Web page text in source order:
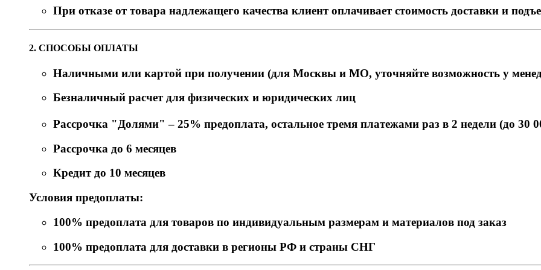
При отказе от товара надлежащего качества клиент оплачивает стоимость доставки и
2. СПОСОБЫ ОПЛАТЫ
Наличными или картой при получении (для Москвы и МО, уточняйте возможность у
Безналичный расчет для физических и юридических лиц
Рассрочка "Долями" – 25% предоплата, остальное тремя платежами раз в 2 недели (до 30
Рассрочка до 6 месяцев
Кредит до 10 месяцев
Условия предоплаты:
100% предоплата для товаров по индивидуальным размерам и материалов под заказ
100% предоплата для доставки в регионы РФ и страны СНГ